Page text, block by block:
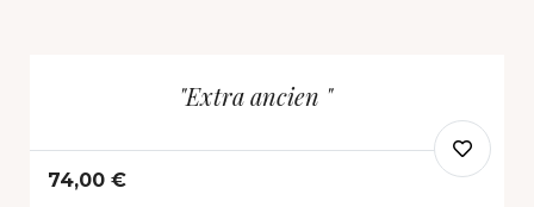
"Extra ancien "
74,00 €